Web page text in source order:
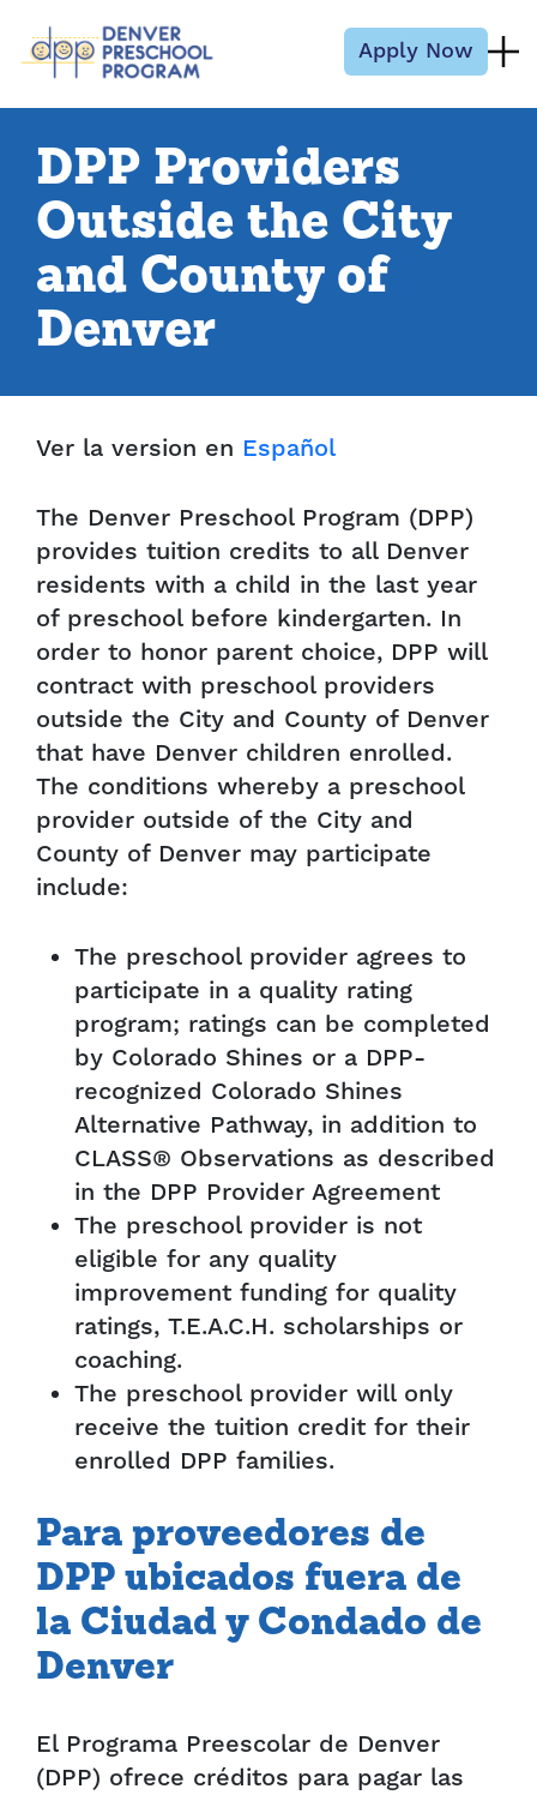
Apply Now
DPP Providers
Outside the City
and County of
Denver
Ver la version en Español
The Denver Preschool Program (DPP)
provides tuition credits to all Denver
residents with a child in the last year
of preschool before kindergarten. In
order to honor parent choice, DPP will
contract with preschool providers
outside the City and County of Denver
that have Denver children enrolled.
The conditions whereby a preschool
provider outside of the City and
County of Denver may participate
include:
The preschool provider agrees to
participate in a quality rating
program; ratings can be completed
by Colorado Shines or a DPP-
recognized Colorado Shines
Alternative Pathway, in addition to
CLASS® Observations as described
in the DPP Provider Agreement
The preschool provider is not
eligible for any quality
improvement funding for quality
ratings, T.E.A.C.H. scholarships or
coaching.
The preschool provider will only
receive the tuition credit for their
enrolled DPP families.
Para proveedores de
DPP ubicados fuera de
la Ciudad y Condado de
Denver
El Programa Preescolar de Denver
(DPP) ofrece créditos para pagar las